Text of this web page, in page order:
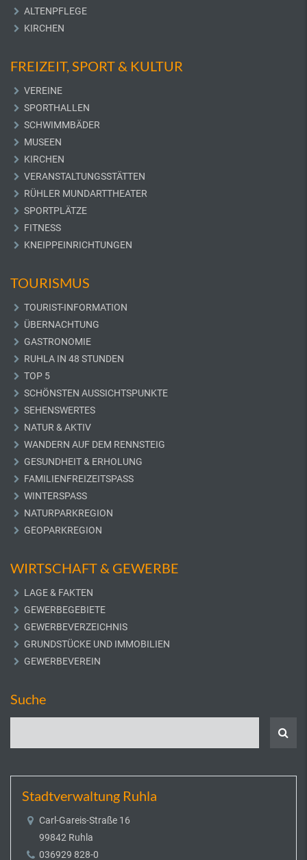
ALTENPFLEGE
KIRCHEN
FREIZEIT, SPORT & KULTUR
VEREINE
SPORTHALLEN
SCHWIMMBÄDER
MUSEEN
KIRCHEN
VERANSTALTUNGSSTÄTTEN
RÜHLER MUNDARTTHEATER
SPORTPLÄTZE
FITNESS
KNEIPPEINRICHTUNGEN
TOURISMUS
TOURIST-INFORMATION
ÜBERNACHTUNG
GASTRONOMIE
RUHLA IN 48 STUNDEN
TOP 5
SCHÖNSTEN AUSSICHTSPUNKTE
SEHENSWERTES
NATUR & AKTIV
WANDERN AUF DEM RENNSTEIG
GESUNDHEIT & ERHOLUNG
FAMILIENFREIZEITSPASS
WINTERSPASS
NATURPARKREGION
GEOPARKREGION
WIRTSCHAFT & GEWERBE
LAGE & FAKTEN
GEWERBEGEBIETE
GEWERBEVERZEICHNIS
GRUNDSTÜCKE UND IMMOBILIEN
GEWERBEVEREIN
Suche
Stadtverwaltung Ruhla
Carl-Gareis-Straße 16
99842 Ruhla
036929 828-0